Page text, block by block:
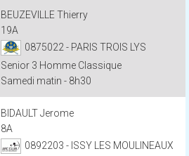
BEUZEVILLE Thierry
19A
0875022 - PARIS TROIS LYS
Senior 3 Homme Classique
Samedi matin - 8h30
BIDAULT Jerome
8A
0892203 - ISSY LES MOULINEAUX